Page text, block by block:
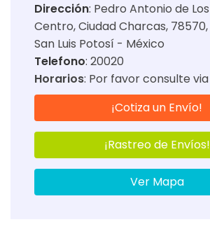
Dirección: Pedro Antonio de
Centro, Ciudad Charcas,
San Luis Potosí - México
Telefono: 20020
Horarios: Por favor consulte
¡Cotiza un Envío!
¡Rastreo de Envíos!
Ver Mapa